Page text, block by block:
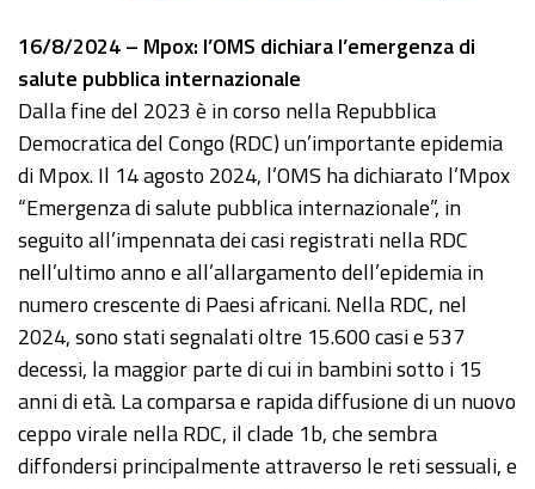
16/8/2024 – Mpox: l’OMS dichiara l’emergenza di
salute pubblica internazionale
Dalla fine del 2023 è in corso nella Repubblica
Democratica del Congo (RDC) un’importante epidemia
di Mpox. Il 14 agosto 2024, l’OMS ha dichiarato l’Mpox
“Emergenza di salute pubblica internazionale”, in
seguito all’impennata dei casi registrati nella RDC
nell’ultimo anno e all’allargamento dell’epidemia in
numero crescente di Paesi africani. Nella RDC, nel
2024, sono stati segnalati oltre 15.600 casi e 537
decessi, la maggior parte di cui in bambini sotto i 15
anni di età. La comparsa e rapida diffusione di un nuovo
ceppo virale nella RDC, il clade 1b, che sembra
diffondersi principalmente attraverso le reti sessuali, e